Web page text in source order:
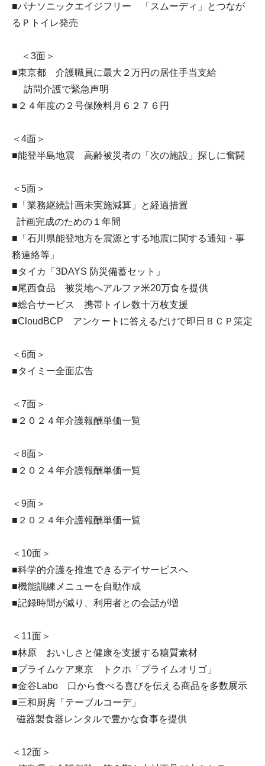
■パナソニックエイジフリー 「スムーディ」とつなが
るＰトイレ発売
＜3面＞
■東京都 介護職員に最大２万円の居住手当支給
訪問介護で緊急声明
■２４年度の２号保険料月６２７６円
＜4面＞
■能登半島地震 高齢被災者の「次の施設」探しに奮闘
＜5面＞
■「業務継続計画未実施減算」と経過措置
計画完成のための１年間
■「石川県能登地方を震源とする地震に関する通知・事
務連絡等」
■タイカ「3DAYS 防災備蓄セット」
■尾西食品 被災地へアルファ米20万食を提供
■総合サービス 携帯トイレ数十万枚支援
■CloudBCP アンケートに答えるだけで即日ＢＣＰ策定
＜6面＞
■タイミー全面広告
＜7面＞
■２０２４年介護報酬単価一覧
＜8面＞
■２０２４年介護報酬単価一覧
＜9面＞
■２０２４年介護報酬単価一覧
＜10面＞
■科学的介護を推進できるデイサービスへ
■機能訓練メニューを自動作成
■記録時間が減り、利用者との会話が増
＜11面＞
■林原 おいしさと健康を支援する糖質素材
■プライムケア東京 トクホ「プライムオリゴ」
■金谷Labo 口から食べる喜びを伝える商品を多数展示
■三和厨房「テーブルコーデ」
磁器製食器レンタルで豊かな食事を提供
＜12面＞